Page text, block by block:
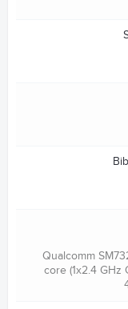
Qualcomm
core (1x2.4 GHz